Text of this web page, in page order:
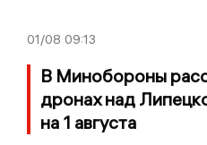
01/08 09:13
В Минобороны
дронах над
на 1 августа